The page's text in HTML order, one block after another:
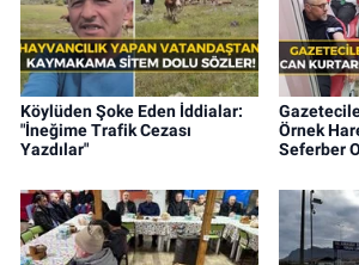
Köylüden Şoke Eden İddialar:
"İneğime Trafik Cezası
Yazdılar"
Örnek
Seferber